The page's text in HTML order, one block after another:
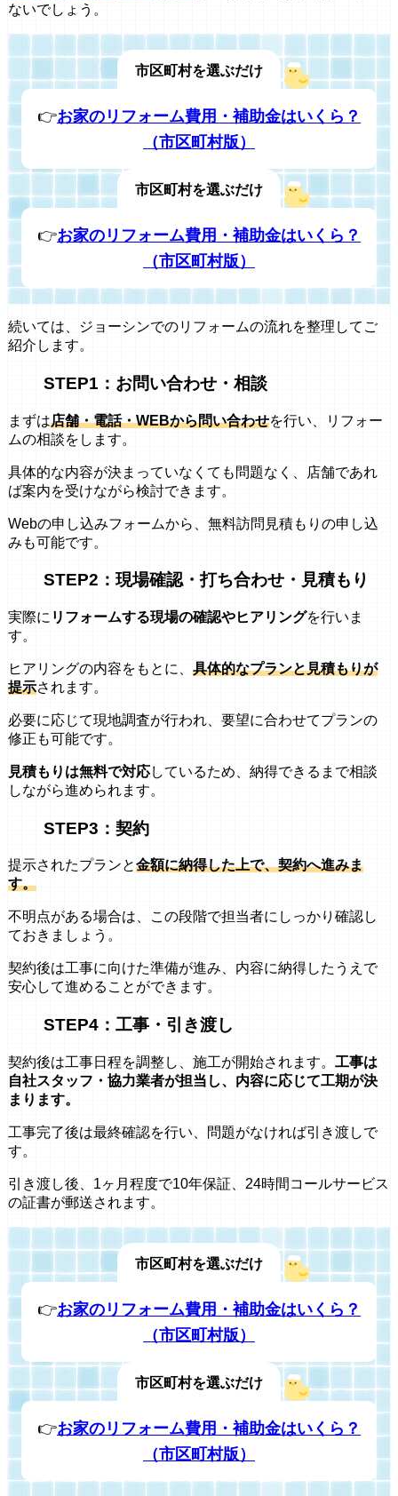
ないでしょう。
市区町村を選ぶだけ
👉お家のリフォーム費用・補助金はいくら？
（市区町村版）
市区町村を選ぶだけ
👉お家のリフォーム費用・補助金はいくら？
（市区町村版）
続いては、ジョーシンでのリフォームの流れを整理してご
紹介します。
STEP1：お問い合わせ・相談
まずは店舗・電話・WEBから問い合わせを行い、リフォー
ムの相談をします。
具体的な内容が決まっていなくても問題なく、店舗であれ
ば案内を受けながら検討できます。
Webの申し込みフォームから、無料訪問見積もりの申し込
みも可能です。
STEP2：現場確認・打ち合わせ・見積もり
実際に リフォームする現場の確認やヒアリングを行いま
す。
ヒアリングの内容をもとに、 具体的なプランと見積もりが
提示されます。
必要に応じて現地調査が行われ、要望に合わせてプランの
修正も可能です。
見積もりは無料で対応しているため、納得できるまで相談
しながら進められます。
STEP3：契約
提示されたプランと金額に納得した上で、契約へ進みま
す。
不明点がある場合は、この段階で担当者にしっかり確認し
ておきましょう。
契約後は工事に向けた準備が進み、内容に納得したうえで
安心して進めることができます。
STEP4：工事・引き渡し
契約後は工事日程を調整し、施工が開始されます。 工事は
自社スタッフ・協力業者が担当し、内容に応じて工期が決
まります。
工事完了後は最終確認を行い、問題がなければ引き渡しで
す。
引き渡し後、1ヶ月程度で10年保証、24時間コールサービス
の証書が郵送されます。
市区町村を選ぶだけ
👉お家のリフォーム費用・補助金はいくら？
（市区町村版）
市区町村を選ぶだけ
👉お家のリフォーム費用・補助金はいくら？
（市区町村版）